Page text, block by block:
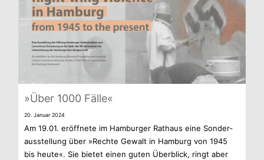
»Über 1000 Fälle«
20. Januar 2024
Am 19.01. eröff­nete im Ham­bur­ger Rat­haus eine Son­der­
aus­stel­lung über »Rechte Gewalt in Ham­burg von 1945
bis heute«. Sie bie­tet einen guten Über­blick, ringt aber